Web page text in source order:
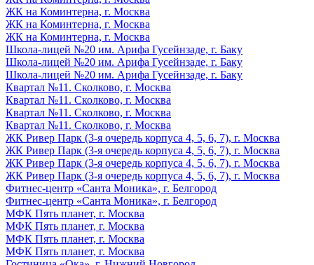
ЖК на Коминтерна, г. Москва
ЖК на Коминтерна, г. Москва
ЖК на Коминтерна, г. Москва
Школа-лицей №20 им. Арифа Гусейнзаде, г. Баку
Школа-лицей №20 им. Арифа Гусейнзаде, г. Баку
Школа-лицей №20 им. Арифа Гусейнзаде, г. Баку
Квартал №11. Сколково, г. Москва
Квартал №11. Сколково, г. Москва
Квартал №11. Сколково, г. Москва
Квартал №11. Сколково, г. Москва
ЖК Ривер Парк (3-я очередь корпуса 4, 5, 6, 7), г. Москва
ЖК Ривер Парк (3-я очередь корпуса 4, 5, 6, 7), г. Москва
ЖК Ривер Парк (3-я очередь корпуса 4, 5, 6, 7), г. Москва
ЖК Ривер Парк (3-я очередь корпуса 4, 5, 6, 7), г. Москва
Фитнес-центр «Санта Моника», г. Белгород
Фитнес-центр «Санта Моника», г. Белгород
МФК Пять планет, г. Москва
МФК Пять планет, г. Москва
МФК Пять планет, г. Москва
МФК Пять планет, г. Москва